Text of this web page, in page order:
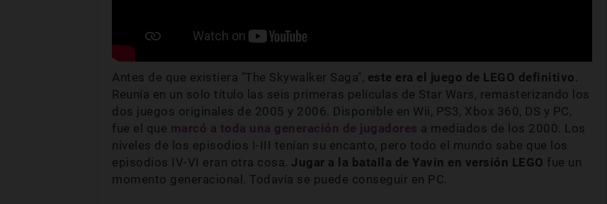
Antes de que existiera "The Skywalker Saga", este era el juego de LEGO definitivo .
Reunía en un solo título las seis primeras películas de Star Wars, remasterizando los
dos juegos originales de 2005 y 2006. Disponible en Wii, PS3, Xbox 360, DS y PC,
fue el que marcó a toda una generación de jugadores a mediados de los 2000. Los
niveles de los episodios I-III tenían su encanto, pero todo el mundo sabe que los
episodios IV-VI eran otra cosa. Jugar a la batalla de Yavin en versión LEGO fue un
momento generacional. Todavía se puede conseguir en PC.